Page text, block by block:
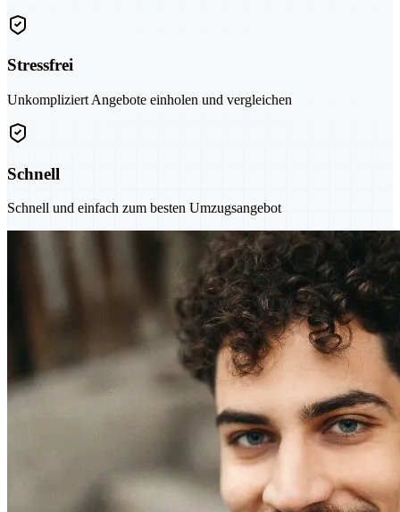
Stressfrei
Unkompliziert Angebote einholen und vergleichen
Schnell
Schnell und einfach zum besten Umzugsangebot